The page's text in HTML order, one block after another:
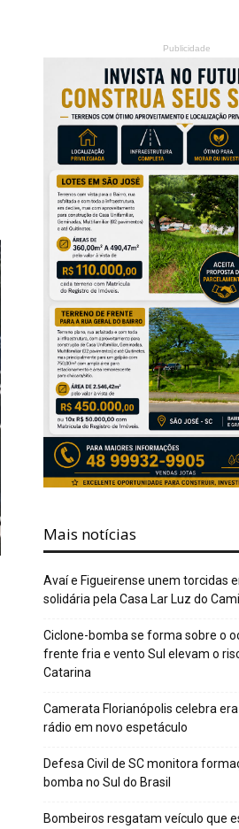
Publicidade
Mais notícias
Avaí e Figueirense unem torcidas
solidária pela Casa Lar Luz do
Ciclone-bomba se forma sobre o
frente fria e vento Sul elevam o
Catarina
Camerata Florianópolis celebra
rádio em novo espetáculo
Defesa Civil de SC monitora
bomba no Sul do Brasil
Bombeiros resgatam veículo que